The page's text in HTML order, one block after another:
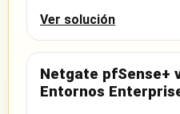
Ver solución
Netgate pfSense+
Entornos